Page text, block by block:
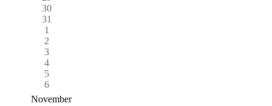
30
31
1
2
3
4
5
6
November